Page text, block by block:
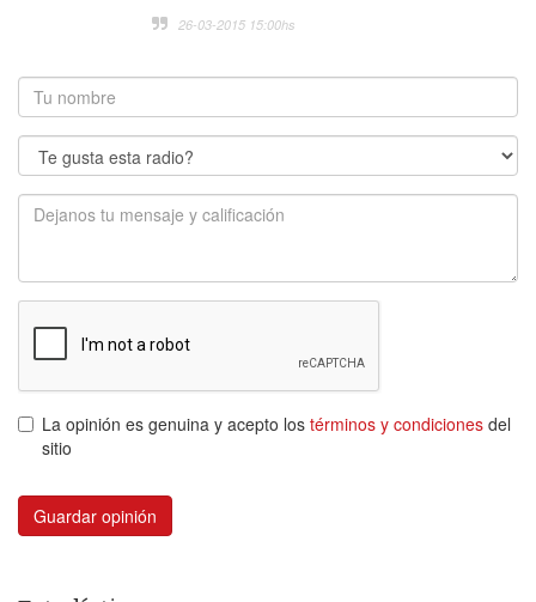
26-03-2015 15:00hs
La opinión es genuina y acepto los términos y condiciones del
sitio
Guardar opinión